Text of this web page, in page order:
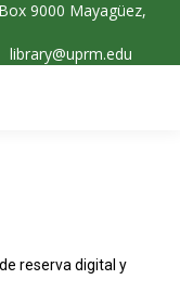
9000 Mayagüez,
library@uprm.edu
reserva digital y